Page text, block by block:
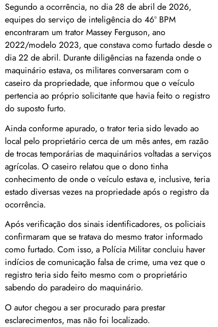
Segundo a ocorrência, no dia 28 de abril de 2026,
equipes do serviço de inteligência do 46º BPM
encontraram um trator Massey Ferguson, ano
2022/modelo 2023, que constava como furtado desde o
dia 22 de abril. Durante diligências na fazenda onde o
maquinário estava, os militares conversaram com o
caseiro da propriedade, que informou que o veículo
pertencia ao próprio solicitante que havia feito o registro
do suposto furto.
Ainda conforme apurado, o trator teria sido levado ao
local pelo proprietário cerca de um mês antes, em razão
de trocas temporárias de maquinários voltadas a serviços
agrícolas. O caseiro relatou que o dono tinha
conhecimento de onde o veículo estava e, inclusive, teria
estado diversas vezes na propriedade após o registro da
ocorrência.
Após verificação dos sinais identificadores, os policiais
confirmaram que se tratava do mesmo trator informado
como furtado. Com isso, a Polícia Militar concluiu haver
indícios de comunicação falsa de crime, uma vez que o
registro teria sido feito mesmo com o proprietário
sabendo do paradeiro do maquinário.
O autor chegou a ser procurado para prestar
esclarecimentos, mas não foi localizado.